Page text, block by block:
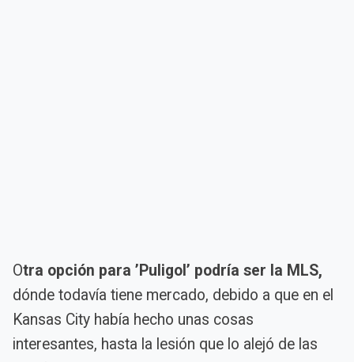
Otra opción para ’Puligol’ podría ser la MLS,
dónde todavía tiene mercado, debido a que en el
Kansas City había hecho unas cosas
interesantes, hasta la lesión que lo alejó de las